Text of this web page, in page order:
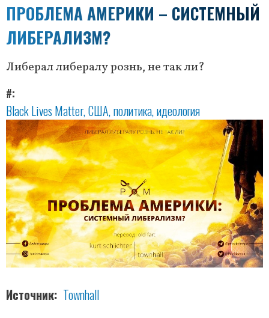
ПРОБЛЕМА АМЕРИКИ – СИСТЕМНЫЙ
ЛИБЕРАЛИЗМ?
Либерал либералу рознь, не так ли?
#
Black Lives Matter США политика идеология
Источник Townhall